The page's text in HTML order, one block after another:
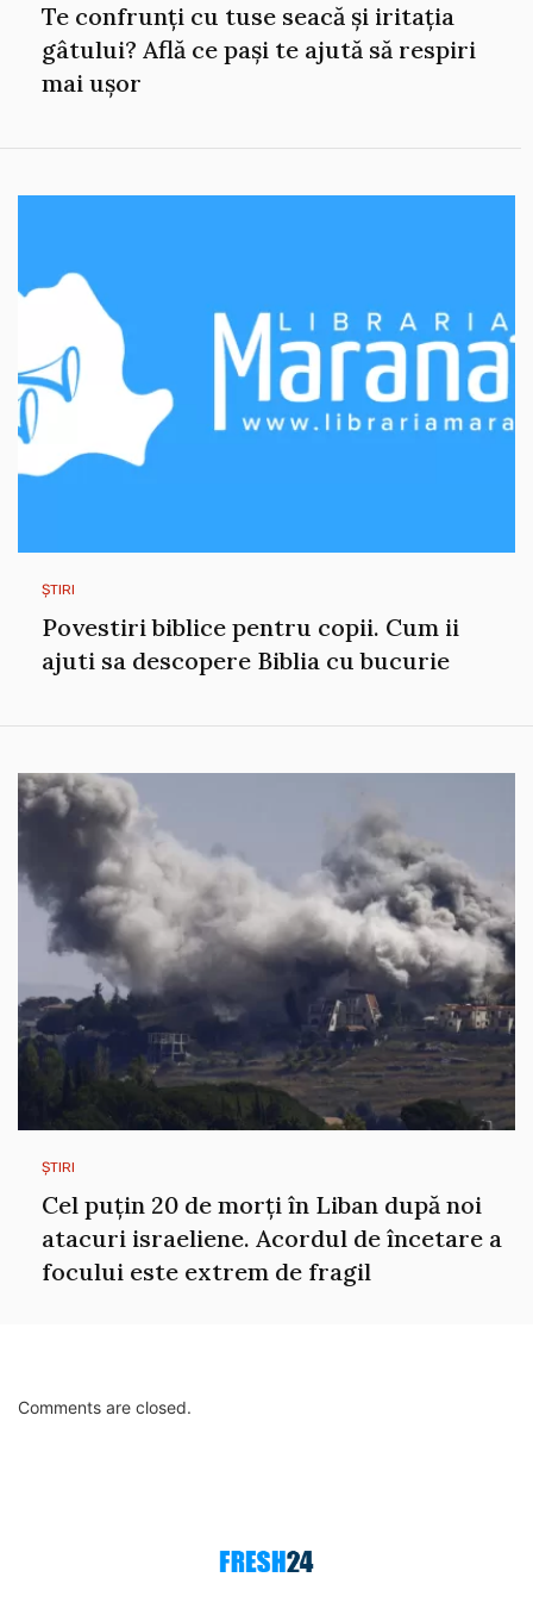
Te confrunți cu tuse seacă și iritația
gâtului? Află ce pași te ajută să respiri
mai ușor
ȘTIRI
Povestiri biblice pentru copii. Cum ii
ajuti sa descopere Biblia cu bucurie
ȘTIRI
Cel puțin 20 de morți în Liban după noi
atacuri israeliene. Acordul de încetare a
focului este extrem de fragil
Comments are closed.